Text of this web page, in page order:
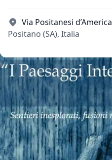
Via Positanesi d’America
Positano (SA), Italia